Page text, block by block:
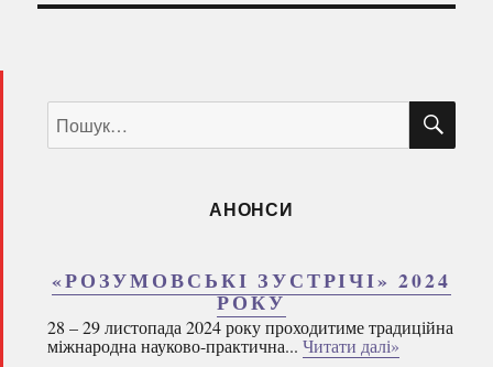
за
запитом:
АНОНСИ
«РОЗУМОВСЬКІ ЗУСТРІЧІ» 2024
РОКУ
28 – 29 листопада 2024 року проходитиме традиційна
міжнародна науково-практична... Читати далі»